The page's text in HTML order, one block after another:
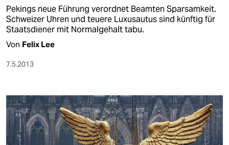
Pekings neue Führung verordnet Beamten Sparsamkeit.
Schweizer Uhren und teuere Luxusautus sind künftig für
Staatsdiener mit Normalgehalt tabu.
Von Felix Lee
7.5.2013